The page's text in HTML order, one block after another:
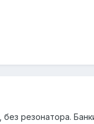
резонатора.